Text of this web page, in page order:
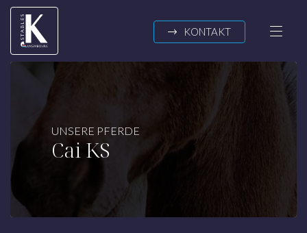
Zum Inhalt springen
K-STABLES
Über uns
UNSERE PFERDE
KONTAKT
UNSERE PFERDE
Cai KS